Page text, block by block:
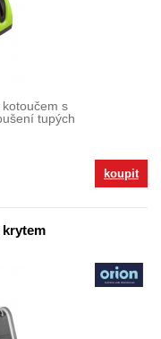
s
tupých
koupit